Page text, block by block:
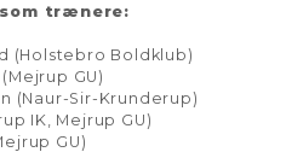
som trænere:
(Holstebro Boldklub)
GU)
(Naur-Sir-Krunderup)
IK, Mejrup GU)
GU)